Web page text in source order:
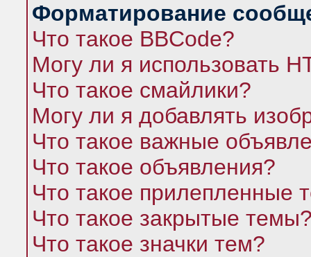
Форматирование
Что такое BBCode?
Могу ли я использовать
Что такое смайлики?
Могу ли я добавлять
Что такое важные
Что такое объявления?
Что такое прилепленные
Что такое закрытые
Что такое значки тем?